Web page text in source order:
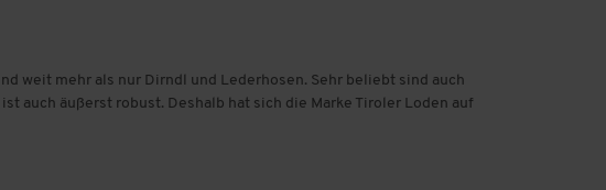
weit mehr als nur Dirndl und Lederhosen. Sehr beliebt sind auch
auch äußerst robust. Deshalb hat sich die Marke Tiroler Loden auf